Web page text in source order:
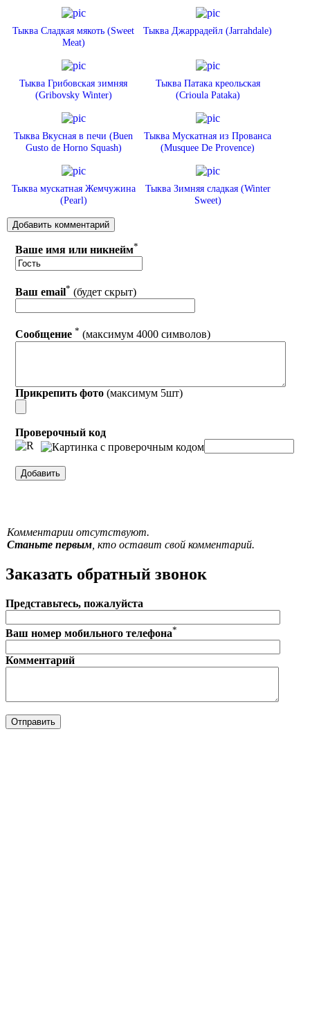
Тыква Сладкая мякоть (Sweet
Meat)
Тыква Джаррадейл (Jarrahdale)
Тыква Грибовская зимняя
(Gribovsky Winter)
Тыква Патака креольская
(Crioula Pataka)
Тыква Вкусная в печи (Buen
Gusto de Horno Squash)
Тыква Мускатная из Прованса
(Musquee De Provence)
Тыква мускатная Жемчужина
(Pearl)
Тыква Зимняя сладкая (Winter
Sweet)
Ваше имя или никнейм*
Ваш email* (будет скрыт)
Сообщение * (максимум 4000 символов)
Прикрепить фото (максимум 5шт)
Проверочный код
Комментарии отсутствуют.
Станьте первым, кто оставит свой комментарий.
Заказать обратный звонок
Представьтесь, пожалуйста
Ваш номер мобильного телефона*
Комментарий